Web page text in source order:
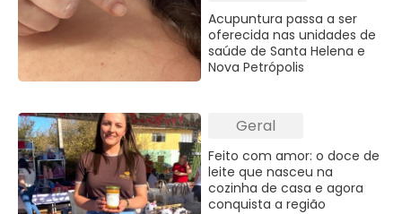
Acupuntura passa a ser
oferecida nas unidades de
saúde de Santa Helena e
Nova Petrópolis
Geral
Feito com amor: o doce de
leite que nasceu na
cozinha de casa e agora
conquista a região